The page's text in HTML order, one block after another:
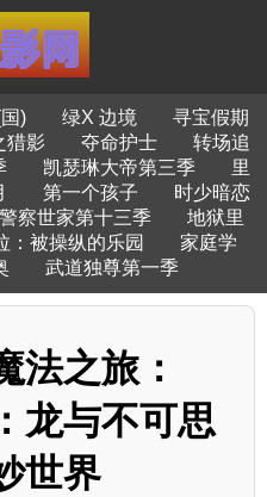
) 绿X 边境
寻宝假期
猎影 夺命护士
转场追
凯瑟琳大帝第三季
里
第一个孩子
时少暗恋
警察世家第十三季
地狱里
：被操纵的乐园
家庭学
武道独尊第一季
法之旅：
龙与不可思
世界